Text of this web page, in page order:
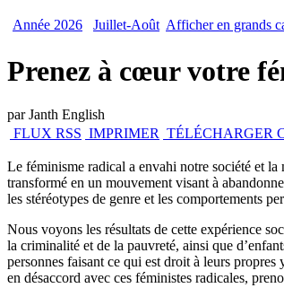
Année 2026 Juillet-Août Afficher en grands
Prenez à cœur votre
par Janth English
FLUX RSS IMPRIMER TÉLÉCHARGER
Le féminisme radical a envahi notre société et
transformé en un mouvement visant à
les stéréotypes de genre et les comportements
Nous voyons les résultats de cette expérience
la criminalité et de la pauvreté, ainsi que
personnes faisant ce qui est droit à leurs
en désaccord avec ces féministes radicales,